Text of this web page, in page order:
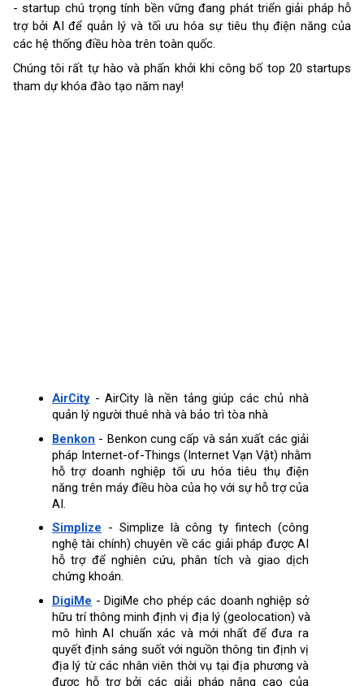
- startup chú trọng tính bền vững đang phát triển giải pháp hỗ
trợ bởi AI để quản lý và tối ưu hóa sự tiêu thụ điện năng của
các hệ thống điều hòa trên toàn quốc.
Chúng tôi rất tự hào và phấn khởi khi công bố top 20 startups
tham dự khóa đào tạo năm nay!
AirCity - AirCity là nền tảng giúp các chủ nhà
quản lý người thuê nhà và bảo trì tòa nhà
Benkon - Benkon cung cấp và sản xuất các giải
pháp Internet-of-Things (Internet Vạn Vật) nhằm
hỗ trợ doanh nghiệp tối ưu hóa tiêu thụ điện
năng trên máy điều hòa của họ với sự hỗ trợ của
AI.
Simplize - Simplize là công ty fintech (công
nghệ tài chính) chuyên về các giải pháp được AI
hỗ trợ để nghiên cứu, phân tích và giao dịch
chứng khoán.
DigiMe - DigiMe cho phép các doanh nghiệp sở
hữu trí thông minh định vị địa lý (geolocation) và
mô hình AI chuẩn xác và mới nhất để đưa ra
quyết định sáng suốt với nguồn thông tin định vị
địa lý từ các nhân viên thời vụ tại địa phương và
được hỗ trợ bởi các giải pháp nâng cao của